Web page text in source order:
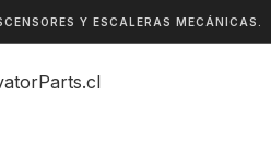
Y ESCALERAS MECÁNICAS.